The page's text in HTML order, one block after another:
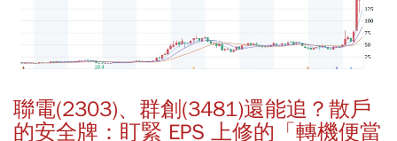
聯電(2303)、群創(3481)還能追？散戶
的安全牌：盯緊 EPS 上修的「轉機便當